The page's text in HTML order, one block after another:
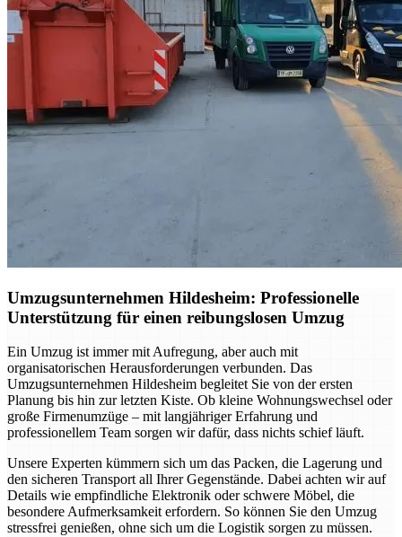
Umzugsunternehmen Hildesheim: Professionelle
Unterstützung für einen reibungslosen Umzug
Ein Umzug ist immer mit Aufregung, aber auch mit
organisatorischen Herausforderungen verbunden. Das
Umzugsunternehmen Hildesheim begleitet Sie von der ersten
Planung bis hin zur letzten Kiste. Ob kleine Wohnungswechsel oder
große Firmenumzüge – mit langjähriger Erfahrung und
professionellem Team sorgen wir dafür, dass nichts schief läuft.
Unsere Experten kümmern sich um das Packen, die Lagerung und
den sicheren Transport all Ihrer Gegenstände. Dabei achten wir auf
Details wie empfindliche Elektronik oder schwere Möbel, die
besondere Aufmerksamkeit erfordern. So können Sie den Umzug
stressfrei genießen, ohne sich um die Logistik sorgen zu müssen.